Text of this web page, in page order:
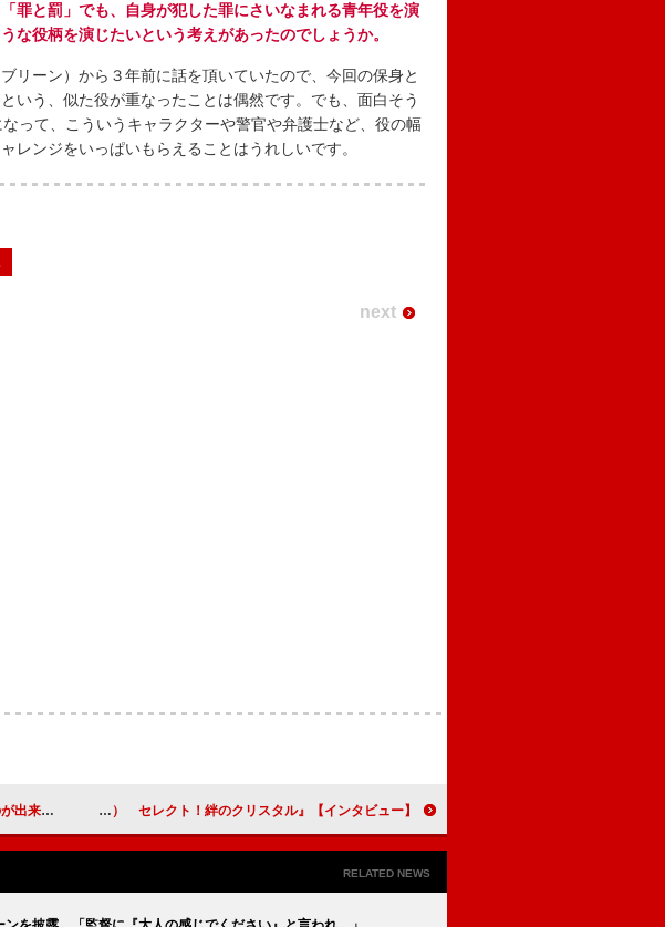
罪と罰」でも、自身が犯した罪にさいなまれる青年役を演
な役柄を演じたいという考えがあったのでしょうか。
ーン）から３年前に話を頂いていたので、今回の保身と
いう、似た役が重なったことは偶然です。でも、面白そう
って、こういうキャラクターや警官や弁護士など、役の幅
レンジをいっぱいもらえることはうれしいです。
next
～」インタビュー】 【インタビュー】『劇場版ウルトラマンＲ／Ｂ（ルーブ） セレクト！絆のクリスタル』平田雄也＆小池亮介＆其原有沙「テレビシリーズから通して、家族としての喜びが一番描かれている作品」
RELATED NEWS